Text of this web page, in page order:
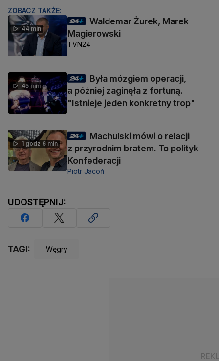
ZOBACZ TAKŻE:
44 min
Waldemar Żurek, Marek
Magierowski
TVN24
45 min
Była mózgiem operacji,
a później zaginęła z fortuną.
"Istnieje jeden konkretny trop"
1 godz 6 min
Machulski mówi o relacji
z przyrodnim bratem. To polityk
Konfederacji
Piotr Jacoń
UDOSTĘPNIJ:
TAGI: Węgry